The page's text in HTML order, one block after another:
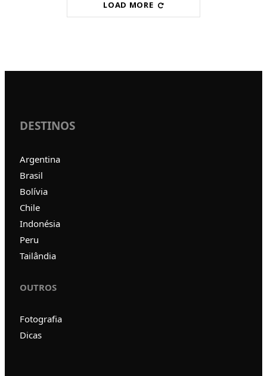
LOAD MORE
DESTINOS
Argentina
Brasil
Bolívia
Chile
Indonésia
Peru
Tailândia
OUTROS
Fotografia
Dicas